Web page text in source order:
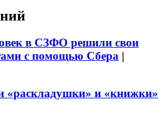
в СЗФО решили свои
с помощью Сбера |
«раскладушки» и «книжки»